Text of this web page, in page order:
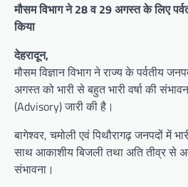
मौसम विभाग ने 28 व 29 अगस्त के लिए
किया
देहरादून,
मौसम विज्ञान विभाग ने राज्य के पर्वतीय
अगस्त को भारी से बहुत भारी वर्षा की
(Advisory) जारी की है।
बागेश्वर, चमोली एवं पिथौरागढ़ जनपदों में
साथ आकाशीय बिजली तथा अति तीव्र से
संभावना।